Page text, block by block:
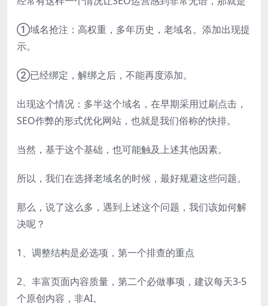
①域名抢注：高权重，多年历史，老域名。添加出现提
示。
②已经绑定，解绑之后，不能再度添加。
出现这个情况：多半这个域名，在早期采用过刷点击，
SEO作弊的形式优化网站，也就是我们俗称的快排。
当然，基于这个基础，也可能触及上述其他因素。
所以，我们在选择老域名的时候，最好规避这些问题。
那么，说了这么多，遇到上述这个问题，我们该如何解
决呢？
1、调整结构是必选项，第一个排查的重点
2、丰富页面内容质量，第二个必做事项，建议每天3-5
个原创内容，非AI。